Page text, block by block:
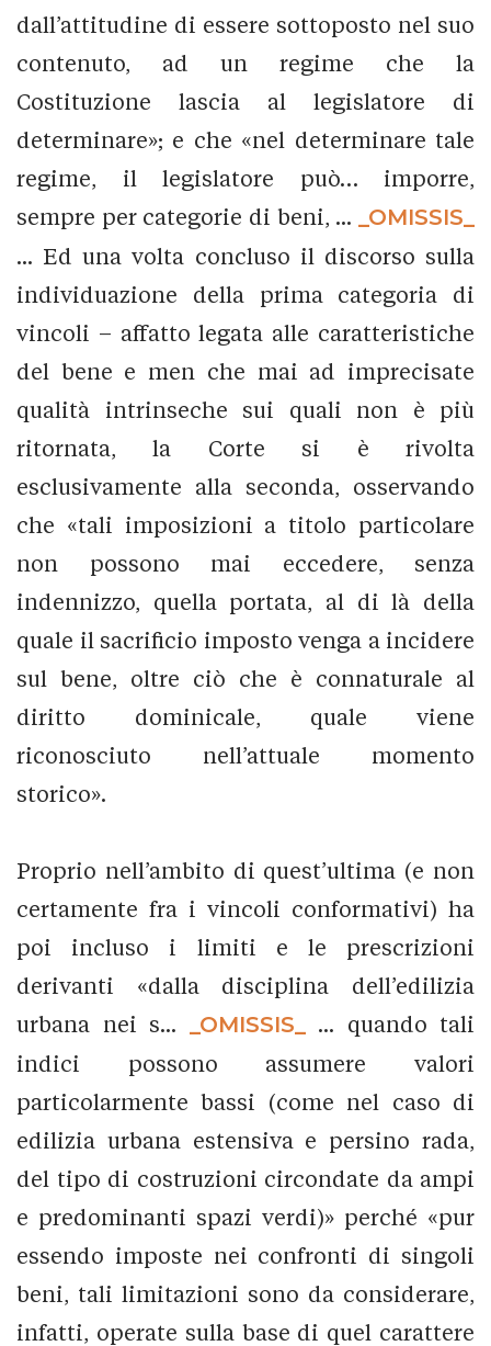
dall’attitudine di essere sottoposto nel suo
contenuto, ad un regime che la
Costituzione lascia al legislatore di
determinare»; e che «nel determinare tale
regime, il legislatore può… imporre,
sempre per categorie di beni, ...
_OMISSIS_
... Ed una volta concluso il discorso sulla
individuazione della prima categoria di
vincoli – affatto legata alle caratteristiche
del bene e men che mai ad imprecisate
qualità intrinseche sui quali non è più
ritornata, la Corte si è rivolta
esclusivamente alla seconda, osservando
che «tali imposizioni a titolo particolare
non possono mai eccedere, senza
indennizzo, quella portata, al di là della
quale il sacrificio imposto venga a incidere
sul bene, oltre ciò che è connaturale al
diritto dominicale, quale viene
riconosciuto nell’attuale momento
storico».
Proprio nell’ambito di quest’ultima (e non
certamente fra i vincoli conformativi) ha
poi incluso i limiti e le prescrizioni
derivanti «dalla disciplina dell’edilizia
urbana nei s...
_OMISSIS_
... quando tali
indici possono assumere valori
particolarmente bassi (come nel caso di
edilizia urbana estensiva e persino rada,
del tipo di costruzioni circondate da ampi
e predominanti spazi verdi)» perché «pur
essendo imposte nei confronti di singoli
beni, tali limitazioni sono da considerare,
infatti, operate sulla base di quel carattere